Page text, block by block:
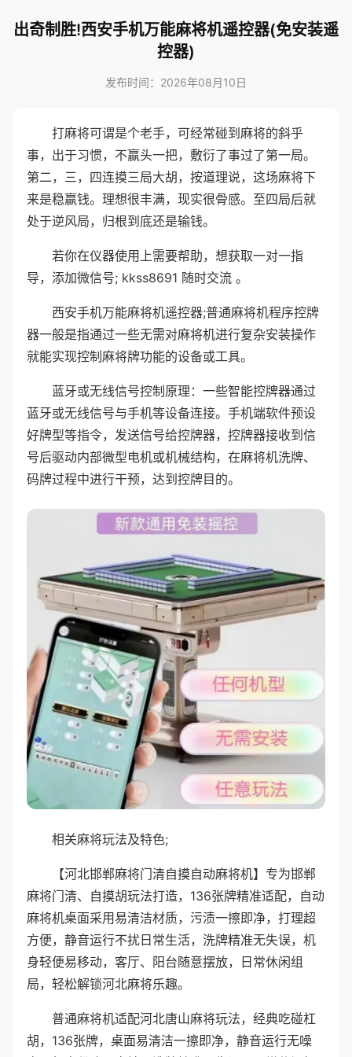
出奇制胜!西安手机万能麻将机遥控器(免安装遥
控器)
发布时间：2026年08月10日
打麻将可谓是个老手，可经常碰到麻将的斜乎
事，出于习惯，不赢头一把，敷衍了事过了第一局。
第二，三，四连摸三局大胡，按道理说，这场麻将下
来是稳赢钱。理想很丰满，现实很骨感。至四局后就
处于逆风局，归根到底还是输钱。
若你在仪器使用上需要帮助，想获取一对一指
导，添加微信号; kkss8691 随时交流 。
西安手机万能麻将机遥控器;普通麻将机程序控牌
器一般是指通过一些无需对麻将机进行复杂安装操作
就能实现控制麻将牌功能的设备或工具。
蓝牙或无线信号控制原理：一些智能控牌器通过
蓝牙或无线信号与手机等设备连接。手机端软件预设
好牌型等指令，发送信号给控牌器，控牌器接收到信
号后驱动内部微型电机或机械结构，在麻将机洗牌、
码牌过程中进行干预，达到控牌目的。
相关麻将玩法及特色;
【河北邯郸麻将门清自摸自动麻将机】专为邯郸
麻将门清、自摸胡玩法打造，136张牌精准适配，自动
麻将机桌面采用易清洁材质，污渍一擦即净，打理超
方便，静音运行不扰日常生活，洗牌精准无失误，机
身轻便易移动，客厅、阳台随意摆放，日常休闲组
局，轻松解锁河北麻将乐趣。
普通麻将机适配河北唐山麻将玩法，经典吃碰杠
胡，136张牌，桌面易清洁一擦即净，静音运行无噪